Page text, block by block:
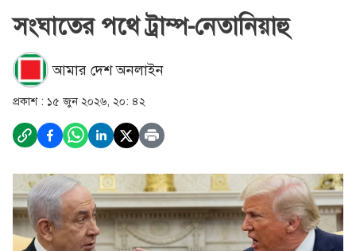
সংঘাতের পথে ট্রাম্প-নেতানিয়াহু
আমার দেশ অনলাইন
প্রকাশ : ১৫ জুন ২০২৬, ২০: ৪২